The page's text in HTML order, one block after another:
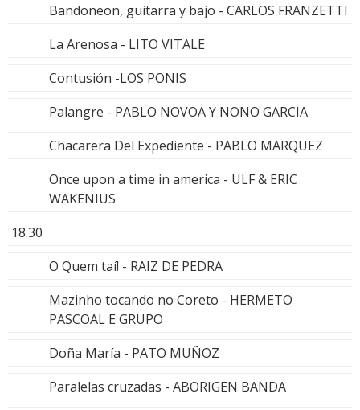
Bandoneon, guitarra y bajo - CARLOS FRANZETTI
La Arenosa - LITO VITALE
Contusión -LOS PONIS
Palangre - PABLO NOVOA Y NONO GARCIA
Chacarera Del Expediente - PABLO MARQUEZ
Once upon a time in america - ULF & ERIC
WAKENIUS
18.30
O Quem taí! - RAIZ DE PEDRA
Mazinho tocando no Coreto - HERMETO
PASCOAL E GRUPO
Doña María - PATO MUÑOZ
Paralelas cruzadas - ABORIGEN BANDA